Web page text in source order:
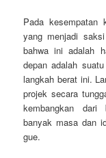
Pada
yang menjadi
bahwa ini adalah
depan adalah
langkah berat ini.
projek secara
kembangkan dari
banyak masa dan
gue.